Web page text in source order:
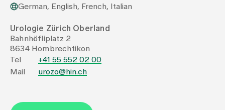
Assigning
Events
About us
German, English, French, Italian
Urologie Zürich Oberland
Bahnhöfliplatz 2
8634 Hombrechtikon
Tel
+41 55 552 02 00
Mail
urozo@hin.ch